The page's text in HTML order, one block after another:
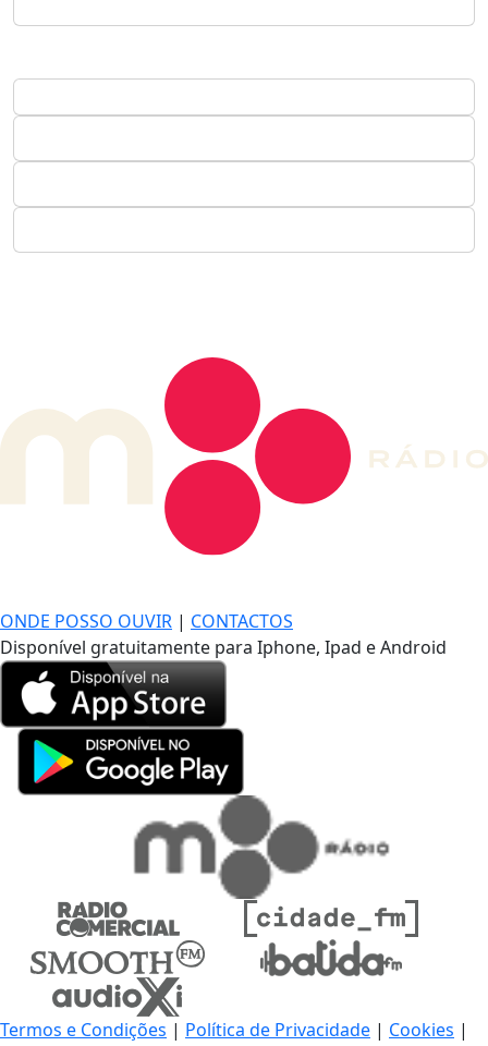
ONDE POSSO OUVIR | CONTACTOS
Disponível gratuitamente para Iphone, Ipad e Android
Termos e Condições | Política de Privacidade | Cookies |